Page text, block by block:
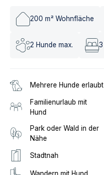
200 m² Wohnfläche
2 Hunde max. 3
Mehrere Hunde erlaubt
Familienurlaub mit
Hund
Park oder Wald in der
Nähe
Stadtnah
Wandern mit Hund